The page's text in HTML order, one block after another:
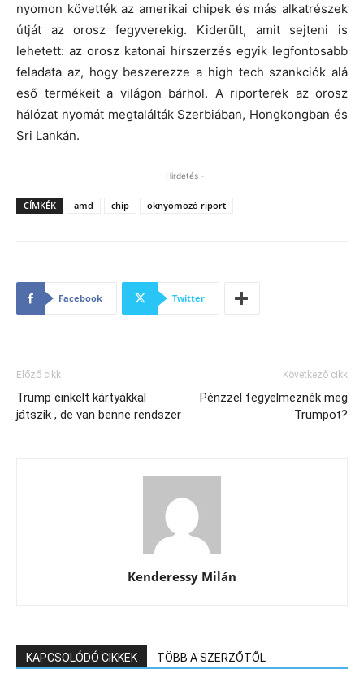
nyomon követték az amerikai chipek és más alkatrészek
útját az orosz fegyverekig. Kiderült, amit sejteni is
lehetett: az orosz katonai hírszerzés egyik legfontosabb
feladata az, hogy beszerezze a high tech szankciók alá
eső termékeit a világon bárhol. A riporterek az orosz
hálózat nyomát megtalálták Szerbiában, Hongkongban és
Sri Lankán.
- Hirdetés -
CÍMKÉK amd chip oknyomozó riport
Facebook Twitter
Előző cikk
Trump cinkelt kártyákkal
játszik , de van benne rendszer
Következő cikk
Pénzzel fegyelmeznék meg
Trumpot?
Kenderessy Milán
KAPCSOLÓDÓ CIKKEK TÖBB A SZERZŐTŐL